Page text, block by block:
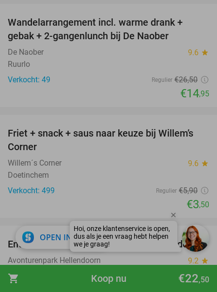
shopping_cart €22,50
Koop nu
Wandelarrangement incl. warme drank +
gebak + 2-gangenlunch bij De Naober
De Naober 9.6 star
Ruurlo
Verkocht: 49
Regulier €26,50
€14,95
41%
Friet + snack + saus naar keuze bij Willem’s
Corner
Willem´s Corner 9.6 star
Doetinchem
Verkocht: 499
Regulier €5,90
€3,50
41%
Entreeticket voor Avonturenpark Hellendoorn
Avonturenpark Hellendoorn 9.2 star
Hellendoorn
OPEN IN APP close